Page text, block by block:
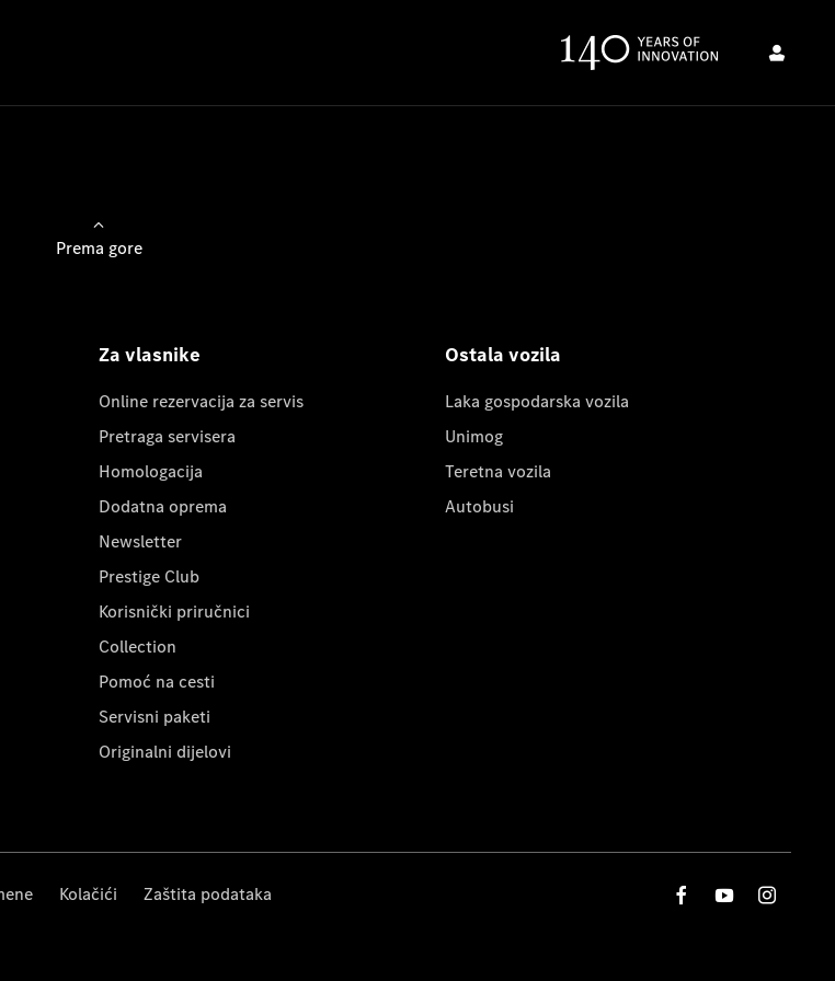
Prema gore
Za vlasnike
Online rezervacija za servis
Pretraga servisera
Homologacija
Dodatna oprema
Newsletter
Prestige Club
Korisnički priručnici
Collection
Pomoć na cesti
Servisni paketi
Originalni dijelovi
Ostala vozila
Laka gospodarska vozila
Unimog
Teretna vozila
Autobusi
Kolačići Zaštita podataka